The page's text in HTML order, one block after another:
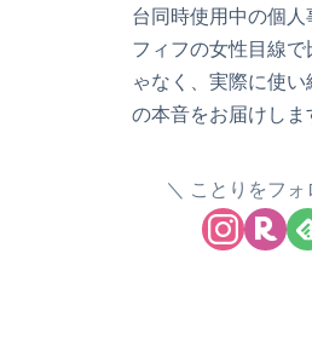
台同時使用中の個人
フィフの女性目線で
ゃなく、実際に使
の本音をお届けしま
ことりをフォ